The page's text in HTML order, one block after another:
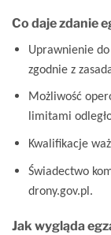
Co daje zdanie
Uprawnienie
zgodnie z
Możliwość
limitami
Kwalifikacje
Świadectwo
drony.gov.pl.
Jak wygląda